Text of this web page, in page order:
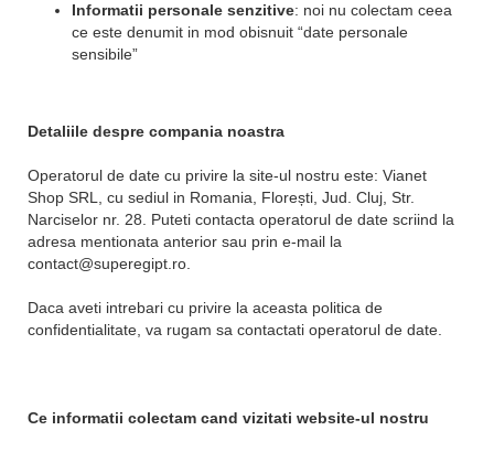
Informatii personale senzitive: noi nu colectam ceea
ce este denumit in mod obisnuit “date personale
sensibile”
Detaliile despre compania noastra
Operatorul de date cu privire la site-ul nostru este: Vianet
Shop SRL, cu sediul in Romania, Florești, Jud. Cluj, Str.
Narciselor nr. 28. Puteti contacta operatorul de date scriind la
adresa mentionata anterior sau prin e-mail la
contact@superegipt.ro.
Daca aveti intrebari cu privire la aceasta politica de
confidentialitate, va rugam sa contactati operatorul de date.
Ce informatii colectam cand vizitati website-ul nostru